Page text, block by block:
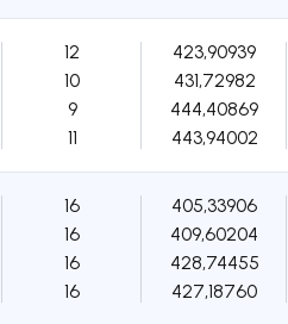
12
10
9
11
423,90939
431,72982
444,40869
443,94002
16
16
16
16
405,33906
409,60204
428,74455
427,18760